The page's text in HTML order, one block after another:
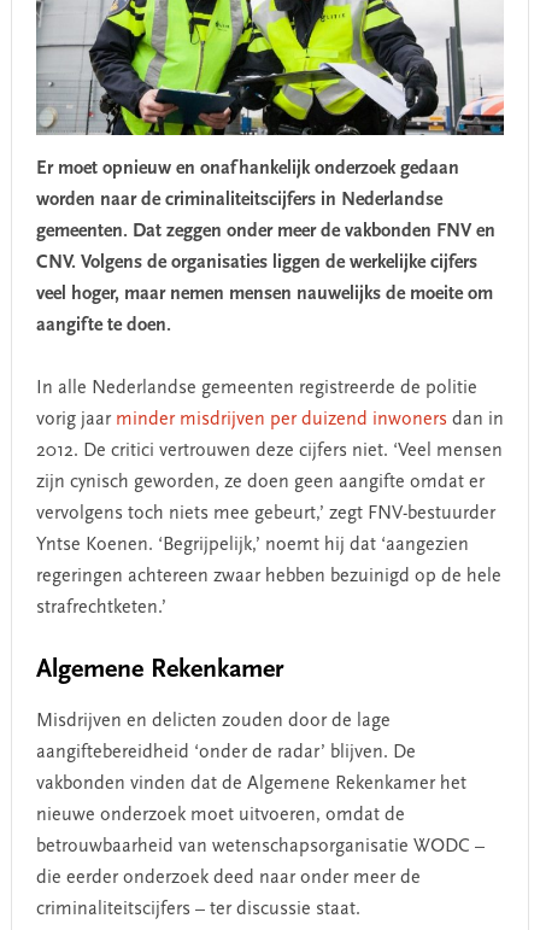
Er moet opnieuw en onafhankelijk onderzoek gedaan
worden naar de criminaliteitscijfers in Nederlandse
gemeenten. Dat zeggen onder meer de vakbonden FNV en
CNV. Volgens de organisaties liggen de werkelijke cijfers
veel hoger, maar nemen mensen nauwelijks de moeite om
aangifte te doen.
In alle Nederlandse gemeenten registreerde de politie
vorig jaar minder misdrijven per duizend inwoners dan in
2012. De critici vertrouwen deze cijfers niet. ‘Veel mensen
zijn cynisch geworden, ze doen geen aangifte omdat er
vervolgens toch niets mee gebeurt,’ zegt FNV-bestuurder
Yntse Koenen. ‘Begrijpelijk,’ noemt hij dat ‘aangezien
regeringen achtereen zwaar hebben bezuinigd op de hele
strafrechtketen.’
Algemene Rekenkamer
Misdrijven en delicten zouden door de lage
aangiftebereidheid ‘onder de radar’ blijven. De
vakbonden vinden dat de Algemene Rekenkamer het
nieuwe onderzoek moet uitvoeren, omdat de
betrouwbaarheid van wetenschapsorganisatie WODC –
die eerder onderzoek deed naar onder meer de
criminaliteitscijfers – ter discussie staat.